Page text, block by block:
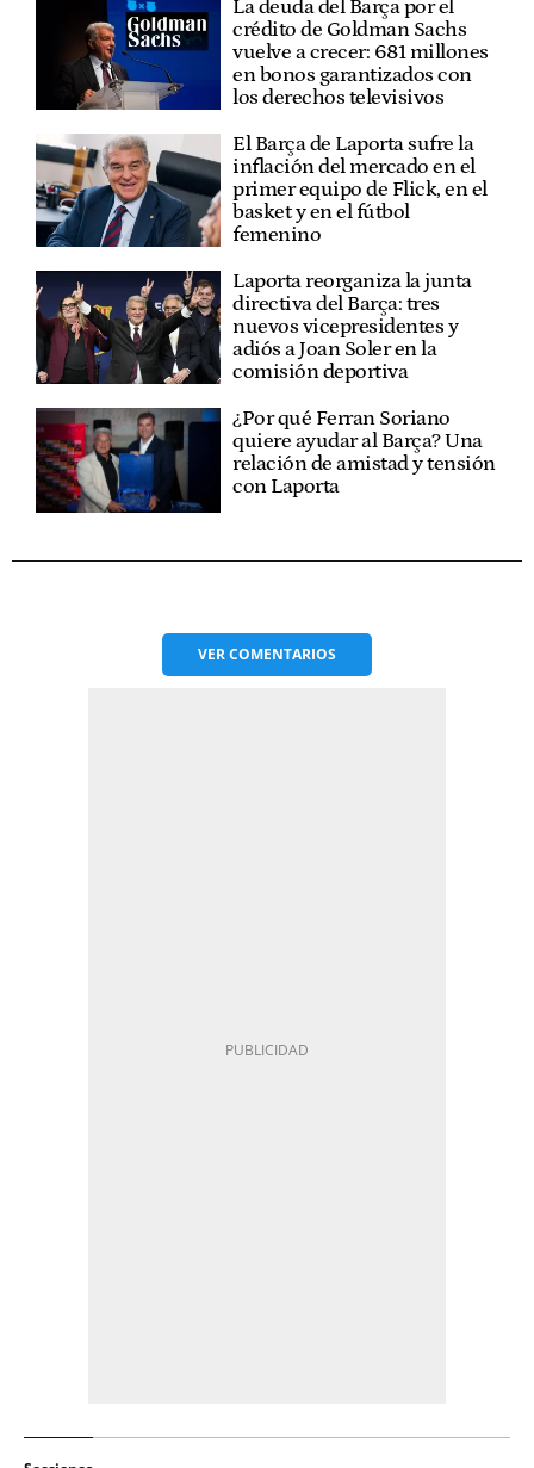
La deuda del Barça por el
crédito de Goldman Sachs
vuelve a crecer: 681 millones
en bonos garantizados con
los derechos televisivos
El Barça de Laporta sufre la
inflación del mercado en el
primer equipo de Flick, en el
basket y en el fútbol
femenino
Laporta reorganiza la junta
directiva del Barça: tres
nuevos vicepresidentes y
adiós a Joan Soler en la
comisión deportiva
¿Por qué Ferran Soriano
quiere ayudar al Barça? Una
relación de amistad y tensión
con Laporta
VERCOMENTARIOS